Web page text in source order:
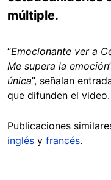
múltiple.
“Emocionante ver a
Me supera la emoción
única”, señalan
que difunden el video.
Publicaciones
inglés y francés.